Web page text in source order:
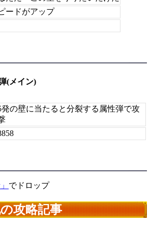
ードがアップ
(メイン)
発の壁に当たると分裂する属性弾で攻
でドロップ
攻略記事